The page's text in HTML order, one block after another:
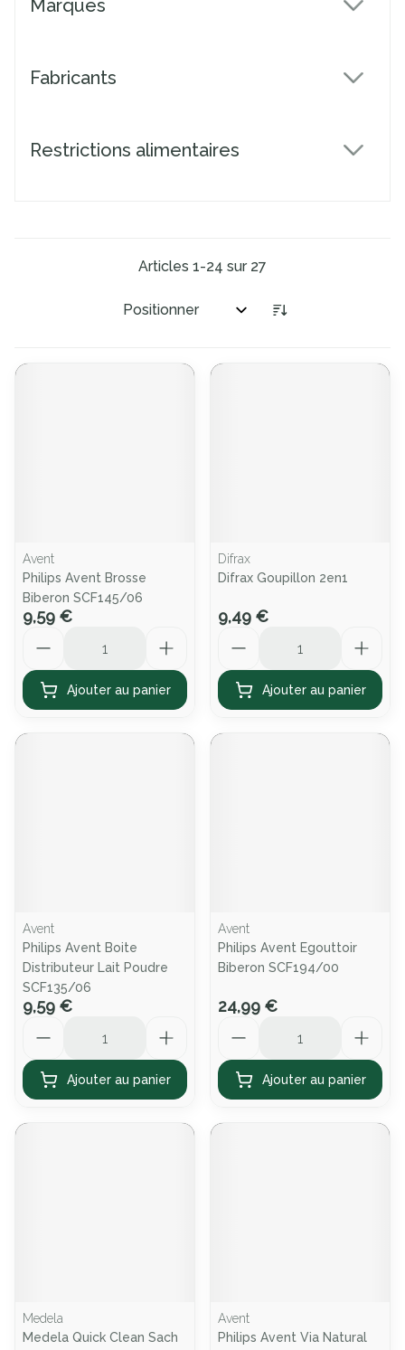
Marques
Fabricants
Restrictions alimentaires
Articles 1-24 sur 27
Trier par:
Avent
Philips Avent Brosse
Biberon SCF145/06
9,59 €
Ajouter au panier
Difrax
Difrax Goupillon 2en1
9,49 €
Ajouter au panier
Avent
Philips Avent Boite
Distributeur Lait Poudre
SCF135/06
9,59 €
Ajouter au panier
Avent
Philips Avent Egouttoir
Biberon SCF194/00
24,99 €
Ajouter au panier
Medela
Medela Quick Clean Sach
Avent
Philips Avent Via Natural